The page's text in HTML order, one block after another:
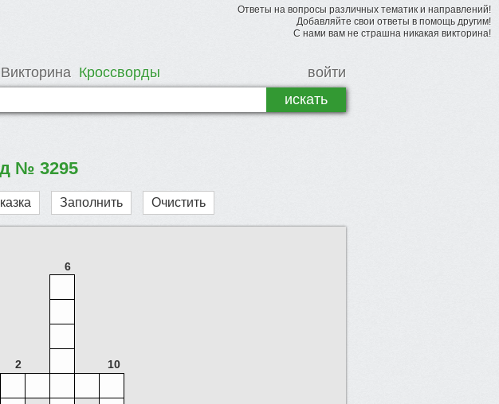
Ответы на вопросы различных тематик и направлений!
Добавляйте свои ответы в помощь другим!
С нами вам не страшна никакая викторина!
Викторина Кроссворды войти
№ 3295
Заполнить Очистить
6
2
10